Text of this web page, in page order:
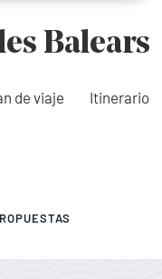
Balears
de viaje Itinerario